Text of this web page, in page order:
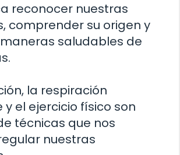
reconocer nuestras
comprender su origen y
saludables de
la respiración
y el ejercicio físico son
técnicas que nos
nuestras